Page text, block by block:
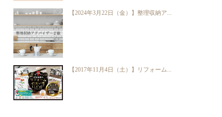
【2024年3月22日（金）】整理収納ア...
【2017年11月4日（土）】リフォーム...